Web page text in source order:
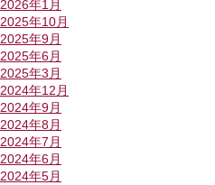
2026年1月
2025年10月
2025年9月
2025年6月
2025年3月
2024年12月
2024年9月
2024年8月
2024年7月
2024年6月
2024年5月